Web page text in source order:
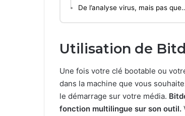
De l’analyse virus, mais pas
Utilisation de
Une fois votre clé bootable ou
dans la machine que vous
le démarrage sur votre média.
fonction multilingue sur son outil.